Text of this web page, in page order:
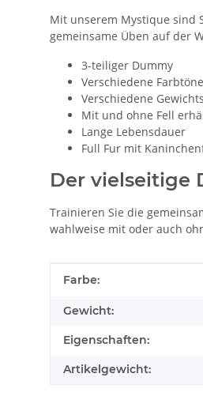
Mit unserem Mystique sind
gemeinsame Üben auf der
3-teiliger Dummy
Verschiedene Farbtöne
Verschiedene
Mit und ohne Fell
Lange Lebensdauer
Full Fur mit
Der vielseitige
Trainieren Sie die
wahlweise mit oder auch
Produkteigenschaft
Wert
Farbe:
Gewicht:
Eigenschaften:
Artikelgewicht: